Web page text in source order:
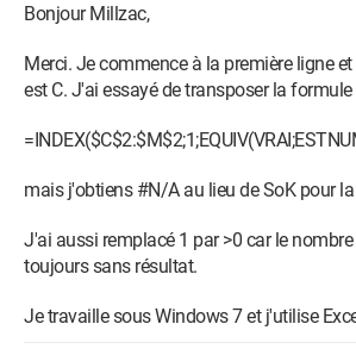
Bonjour Millzac,
Merci. Je commence à la première ligne
est C. J'ai essayé de transposer la
mais j'obtiens #N/A au lieu de SoK pour
J'ai aussi remplacé 1 par >0 car le
toujours sans résultat.
Je travaille sous Windows 7 et j'utilise